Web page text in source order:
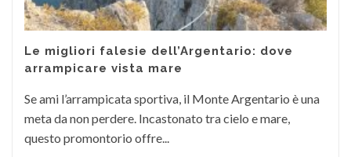
Le migliori falesie dell’Argentario: dove
arrampicare vista mare
Se ami l’arrampicata sportiva, il Monte Argentario è una
meta da non perdere. Incastonato tra cielo e mare,
questo promontorio offre...